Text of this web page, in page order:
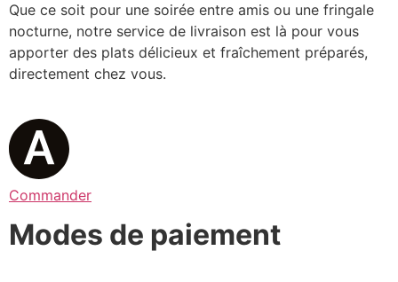
Que ce soit pour une soirée entre amis ou une fringale
nocturne, notre service de livraison est là pour vous
apporter des plats délicieux et fraîchement préparés,
directement chez vous.
Commander
Modes de paiement